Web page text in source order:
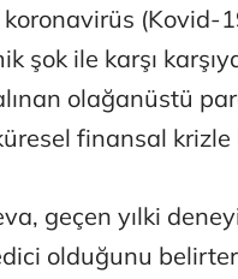
(Kovid-
şok ile karşı
olağanüstü
finansal krizle
geçen yılki
olduğunu